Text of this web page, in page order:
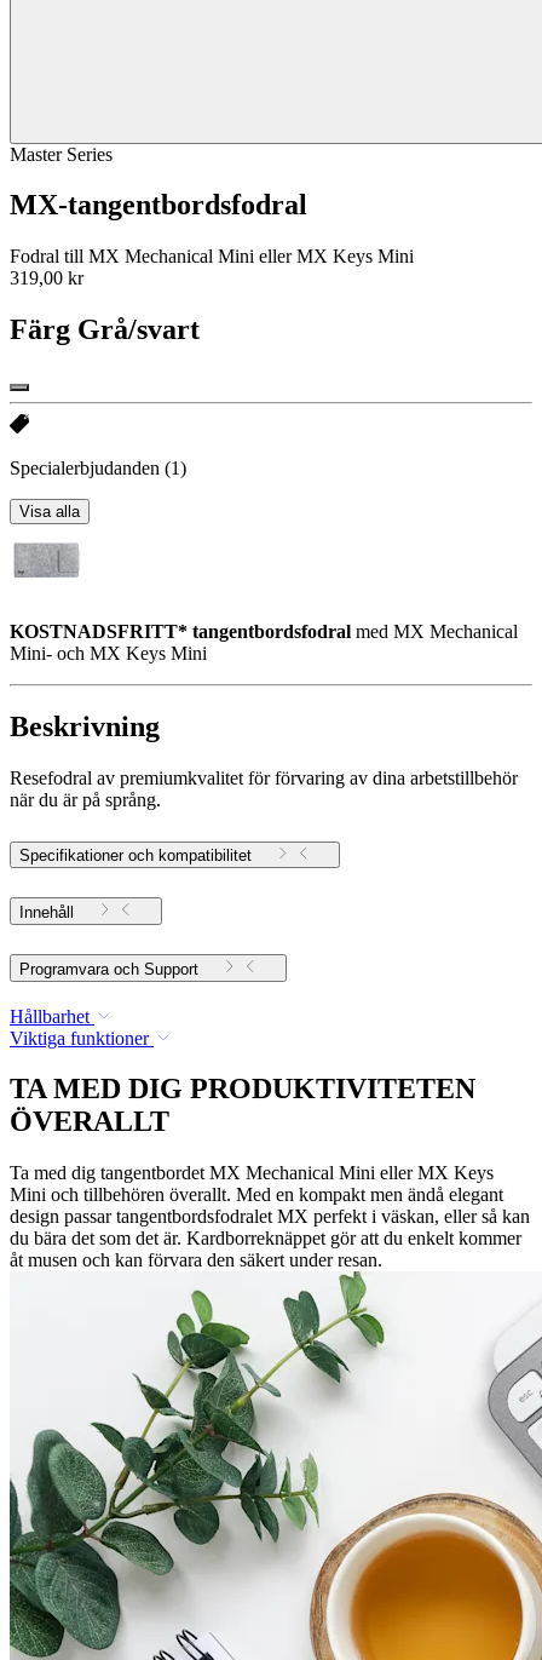
Master Series
MX-tangentbordsfodral
Fodral till MX Mechanical Mini eller MX Keys Mini
319,00 kr
Färg Grå/svart
Specialerbjudanden (1)
Visa alla
KOSTNADSFRITT* tangentbordsfodral med MX Mechanical
Mini- och MX Keys Mini
Beskrivning
Resefodral av premiumkvalitet för förvaring av dina arbetstillbehör
när du är på språng.
Specifikationer och kompatibilitet
Innehåll
Programvara och Support
Hållbarhet
Viktiga funktioner
TA MED DIG PRODUKTIVITETEN
ÖVERALLT
Ta med dig tangentbordet MX Mechanical Mini eller MX Keys
Mini och tillbehören överallt. Med en kompakt men ändå elegant
design passar tangentbordsfodralet MX perfekt i väskan, eller så kan
du bära det som det är. Kardborreknäppet gör att du enkelt kommer
åt musen och kan förvara den säkert under resan.